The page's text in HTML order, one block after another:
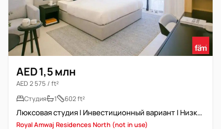
AED 1,5 млн
AED 2 575 / ft²
Студия
1 602 ft²
Люксовая студия | Инвестиционный вариант | Низкий этаж
Royal Amwaj Residences North (not in use)